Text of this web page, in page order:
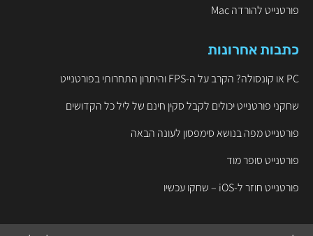
פורטנייט להורדה Mac
כתבות אחרונות
PC או קונסולה? הקרב על ה-FPS והיתרון התחרותי בפורטנייט
שחקני פורטנייט יכולים לקבל סקין חינם של ליל כל הקדושים
פורטנייט מפה בנושא סימפסון לעונה הבאה
פורטנייט סופר מוד
פורטנייט חוזר ל-iOS – שחקו עכשיו